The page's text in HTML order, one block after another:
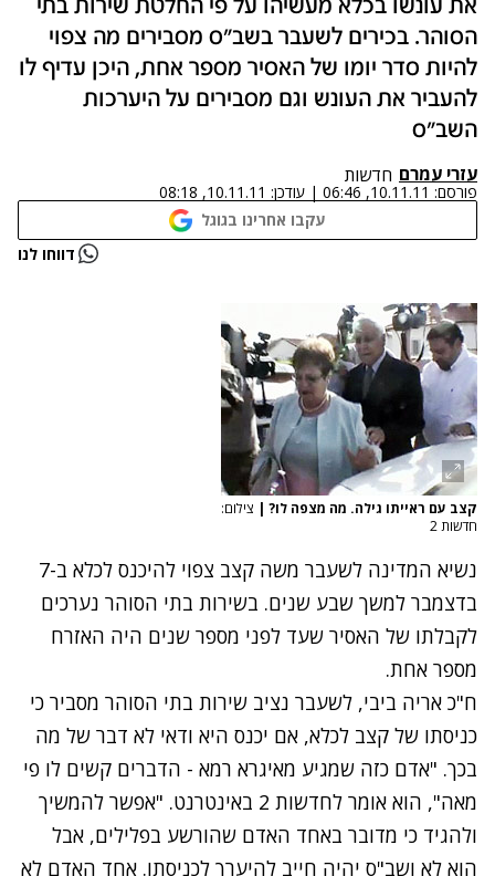
את עונשו בכלא מעשיהו על פי החלטת שירות בתי
הסוהר. בכירים לשעבר בשב"ס מסבירים מה צפוי
להיות סדר יומו של האסיר מספר אחת, היכן עדיף לו
להעביר את העונש וגם מסבירים על היערכות
השב"ס
עזרי עמרם חדשות
פורסם: 10.11.11, 06:46
| עודכן: 10.11.11, 08:18
עקבו אחרינו בגוגל
נתקלנו בבעיה דווחו לנו
קצב עם ראייתו גילה. מה מצפה לו? | צילום:
חדשות 2
נשיא המדינה לשעבר משה קצב צפוי להיכנס לכלא ב-7
בדצמבר למשך שבע שנים. בשירות בתי הסוהר נערכים
לקבלתו של האסיר שעד לפני מספר שנים היה האזרח
מספר אחת.
ח"כ אריה ביבי, לשעבר נציב שירות בתי הסוהר מסביר כי
כניסתו של קצב לכלא, אם יכנס היא ודאי לא דבר של מה
בכך. "אדם כזה שמגיע מאיגרא רמא - הדברים קשים לו פי
מאה", הוא אומר לחדשות 2 באינטרנט. "אפשר להמשיך
ולהגיד כי מדובר באחד האדם שהורשע בפלילים, אבל
הוא לא ושב"ס יהיה חייב להיערך לכניסתו. אחד האדם לא